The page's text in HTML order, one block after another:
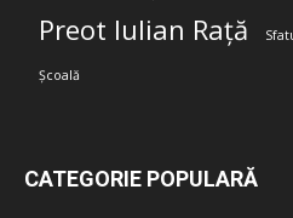
Preot Iulian Rață
Școală
CATEGORIE POPULARĂ